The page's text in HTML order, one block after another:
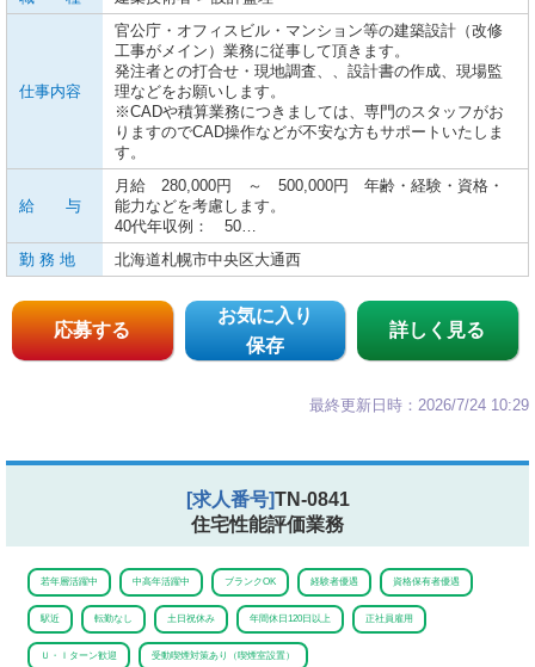
仕事内容
官公庁・オフィスビル・マンション等の建築設計（改修
工事がメイン）業務に従事して頂きます。
発注者との打合せ・現地調査、、設計書の作成、現場監
理などをお願いします。
※CADや積算業務につきましては、専門のスタッフがお
りますのでCAD操作などが不安な方もサポートいたしま
す。
給 与
月給 280,000円 ～ 500,000円 年齢・経験・資格・
能力などを考慮します。
40代年収例： 50…
勤 務 地
北海道札幌市中央区大通西
応募する
お気に入り
保存
詳しく見る
最終更新日時：2026/7/24 10:29
[求人番号]TN-0841
住宅性能評価業務
若年層活躍中 中高年活躍中 ブランクOK 経験者優遇 資格保有者優遇
駅近 転勤なし 土日祝休み 年間休日120日以上 正社員雇用
Ｕ・Ｉターン歓迎 受動喫煙対策あり（喫煙室設置）